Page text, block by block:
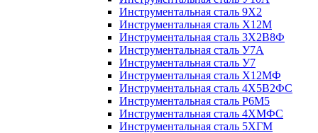
Инструментальная сталь 9Х2
Инструментальная сталь Х12М
Инструментальная сталь 3Х2В8Ф
Инструментальная сталь У7А
Инструментальная сталь У7
Инструментальная сталь Х12МФ
Инструментальная сталь 4Х5В2ФС
Инструментальная сталь Р6М5
Инструментальная сталь 4ХМФС
Инструментальная сталь 5ХГМ